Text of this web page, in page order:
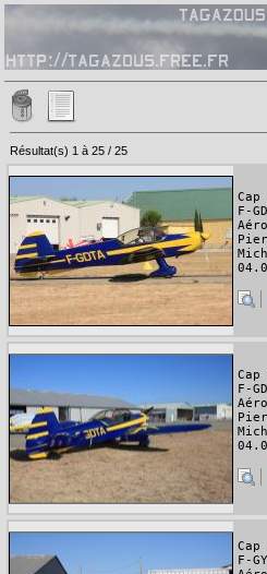
Résultat(s) 1 à 25 / 25
Cap
F-
Cap
F-
Cap
F-